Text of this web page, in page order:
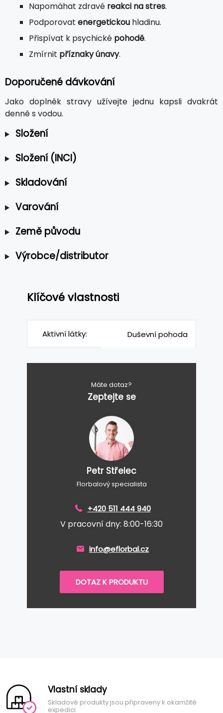
Napomáhat zdravé reakci na stres.
Podporovat energetickou hladinu.
Přispívat k psychické pohodě.
Zmírnit příznaky únavy.
Doporučené dávkování
Jako doplněk stravy užívejte jednu kapsli dvakrát
denně s vodou.
Složení
Složení (INCI)
Skladování
Varování
Země původu
Výrobce/distributor
Klíčové vlastnosti
Aktivní látky: Duševní pohoda
Máte dotaz?
Zeptejte se
Petr Střelec
Florbalový specialista
+420 511 444 940
V pracovní dny: 8:00-16:30
info@eflorbal.cz
DOTAZ K PRODUKTU
Vlastní sklady
Skladové produkty jsou připraveny k okamžité
expedici